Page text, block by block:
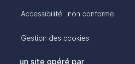
Accessibilité : non conforme
Gestion des cookies
un site opéré par